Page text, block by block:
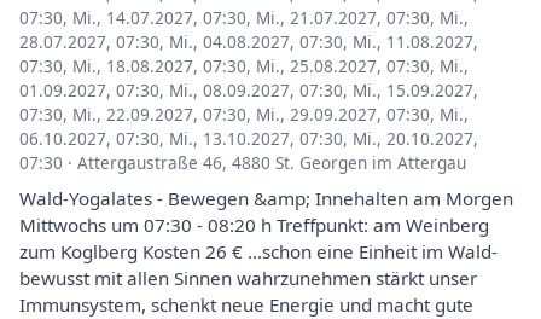
07:30, Mi., 14.07.2027, 07:30, Mi., 21.07.2027, 07:30, Mi.,
28.07.2027, 07:30, Mi., 04.08.2027, 07:30, Mi., 11.08.2027,
07:30, Mi., 18.08.2027, 07:30, Mi., 25.08.2027, 07:30, Mi.,
01.09.2027, 07:30, Mi., 08.09.2027, 07:30, Mi., 15.09.2027,
07:30, Mi., 22.09.2027, 07:30, Mi., 29.09.2027, 07:30, Mi.,
06.10.2027, 07:30, Mi., 13.10.2027, 07:30, Mi., 20.10.2027,
07:30 · Attergaustraße 46, 4880 St. Georgen im Attergau
Wald-Yogalates - Bewegen &amp; Innehalten am Morgen
Mittwochs um 07:30 - 08:20 h Treffpunkt: am Weinberg
zum Koglberg Kosten 26 € ...schon eine Einheit im Wald-
bewusst mit allen Sinnen wahrzunehmen stärkt unser
Immunsystem, schenkt neue Energie und macht gute